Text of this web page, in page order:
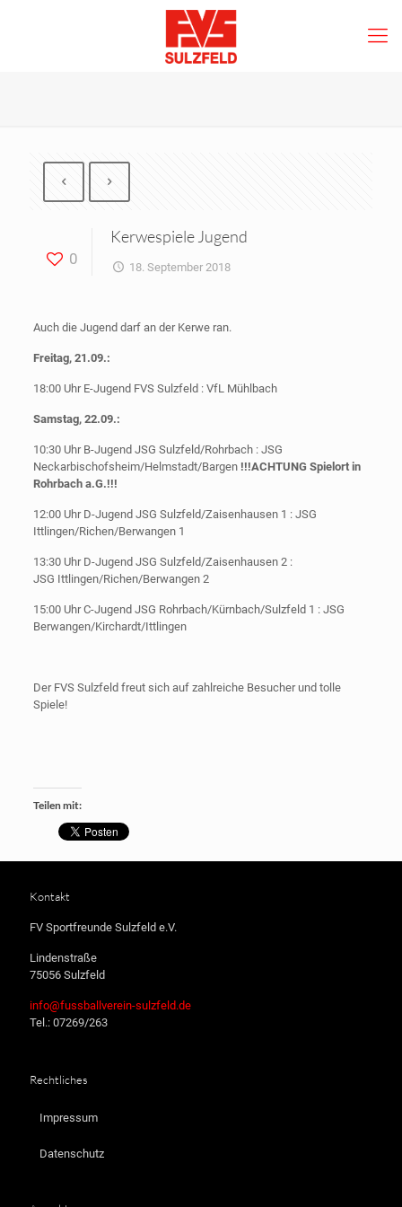
0
Kerwespiele Jugend
18. September 2018
Auch die Jugend darf an der Kerwe ran.
Freitag, 21.09.:
18:00 Uhr E-Jugend FVS Sulzfeld : VfL Mühlbach
Samstag, 22.09.:
10:30 Uhr B-Jugend JSG Sulzfeld/Rohrbach : JSG
Neckarbischofsheim/Helmstadt/Bargen !!!ACHTUNG Spielort in
Rohrbach a.G.!!!
12:00 Uhr D-Jugend JSG Sulzfeld/Zaisenhausen 1 : JSG
Ittlingen/Richen/Berwangen 1
13:30 Uhr D-Jugend JSG Sulzfeld/Zaisenhausen 2 :
JSG Ittlingen/Richen/Berwangen 2
15:00 Uhr C-Jugend JSG Rohrbach/Kürnbach/Sulzfeld 1 : JSG
Berwangen/Kirchardt/Ittlingen
Der FVS Sulzfeld freut sich auf zahlreiche Besucher und tolle
Spiele!
Teilen mit:
Kontakt
FV Sportfreunde Sulzfeld e.V.
Lindenstraße
75056 Sulzfeld
info@fussballverein-sulzfeld.de
Tel.: 07269/263
Rechtliches
Impressum
Datenschutz